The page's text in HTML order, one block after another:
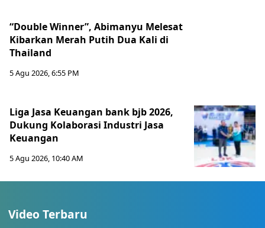
“Double Winner”, Abimanyu Melesat
Kibarkan Merah Putih Dua Kali di
Thailand
5 Agu 2026, 6:55 PM
Liga Jasa Keuangan bank bjb 2026,
Dukung Kolaborasi Industri Jasa
Keuangan
5 Agu 2026, 10:40 AM
Video Terbaru